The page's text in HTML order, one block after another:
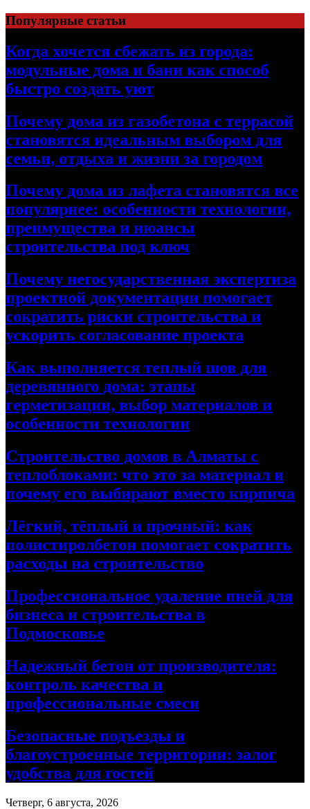
Перейти
к
содержимому
Популярные статьи
Когда хочется сбежать из города:
модульные дома и бани как способ
быстро создать уют
Почему дома из газобетона с террасой
становятся идеальным выбором для
семьи, отдыха и жизни за городом
Почему дома из лафета становятся все
популярнее: особенности технологии,
преимущества и нюансы
строительства под ключ
Почему негосударственная экспертиза
проектной документации помогает
сократить риски строительства и
ускорить согласование проекта
Как выполняется теплый шов для
деревянного дома: этапы
герметизации, выбор материалов и
особенности технологии
Строительство домов в Алматы с
теплоблоками: что это за материал и
почему его выбирают вместо кирпича
Лёгкий, тёплый и прочный: как
полистиролбетон помогает сократить
расходы на строительство
Профессиональное удаление пней для
бизнеса и строительства в
Подмосковье
Надежный бетон от производителя:
контроль качества и
профессиональные смеси
Безопасные подъезды и
благоустроенные территории: залог
удобства для гостей
Четверг, 6 августа, 2026